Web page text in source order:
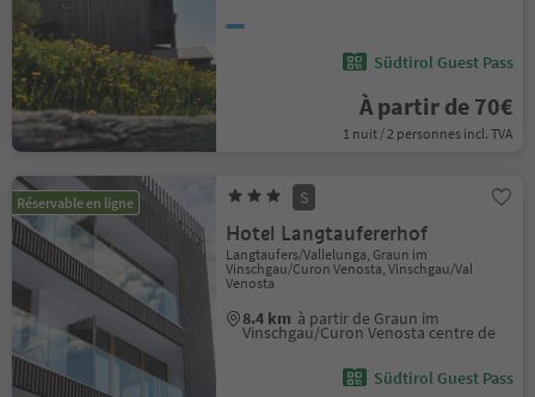
Südtirol Guest Pass
À partir de 70€
1 nuit / 2 personnes incl. TVA
Réservable en ligne S
Hotel Langtaufererhof
Langtaufers/Vallelunga, Graun im
Vinschgau/Curon Venosta, Vinschgau/Val
Venosta
8.4 km à partir de Graun im
Vinschgau/Curon Venosta centre de
Südtirol Guest Pass